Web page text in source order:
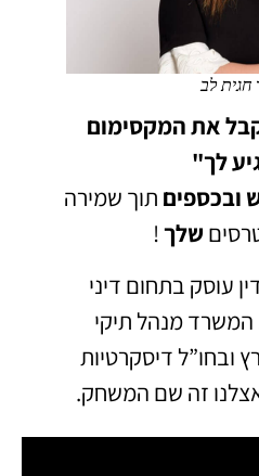
חגית לב
את המקסימום
לך"
ובכספים תוך שמירה
שלך!
עוסק בתחום דיני
המשרד מנהל תיקי
ובחו”ל דיסקרטיות
אצלנו זה שם המשחק.